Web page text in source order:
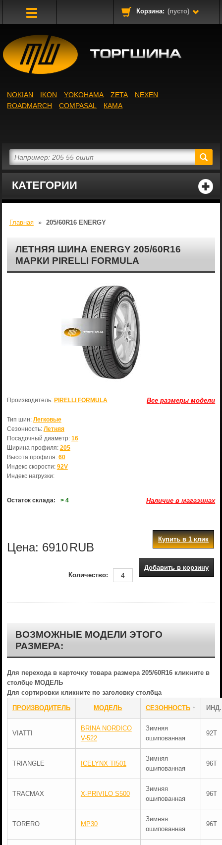
Корзина: (пусто)
КАТЕГОРИИ
NOKIAN IKON YOKOHAMA ZETA
NEXEN
ROADMARCH
COMPASAL КАМА
Главная » 205/60R16 ENERGY
ЛЕТНЯЯ ШИНА ENERGY 205/60R16
МАРКИ PIRELLI FORMULA
Все размеры модели
Производитель: PIRELLI FORMULA
Тип шин: Легковые
Сезонность: Летняя
Посадочный диаметр: 16
Ширина профиля: 205
Высота профиля: 60
Индекс скорости: 92V
Индекс нагрузки:
Остаток склада: > 4 Наличие в магазинах
Цена: 6910RUB
Купить в 1 клик
Добавить в корзину
Количество:
ВОЗМОЖНЫЕ МОДЕЛИ ЭТОГО
РАЗМЕРА:
Для перехода в карточку товара размера 205/60R16 кликните в
столбце МОДЕЛЬ
Для сортировки кликните по заголовку столбца
ПРОИЗВОДИТЕЛЬ МОДЕЛЬ СЕЗОННОСТЬ↑
VIATTI
BRINA NORDICO
V-522
Зимняя
ошипованная
92T
TRIANGLE ICELYNX TI501
Зимняя
ошипованная
96T
TRACMAX X-PRIVILO S500
Зимняя
ошипованная
96T
TORERO MP30
Зимняя
ошипованная
96T